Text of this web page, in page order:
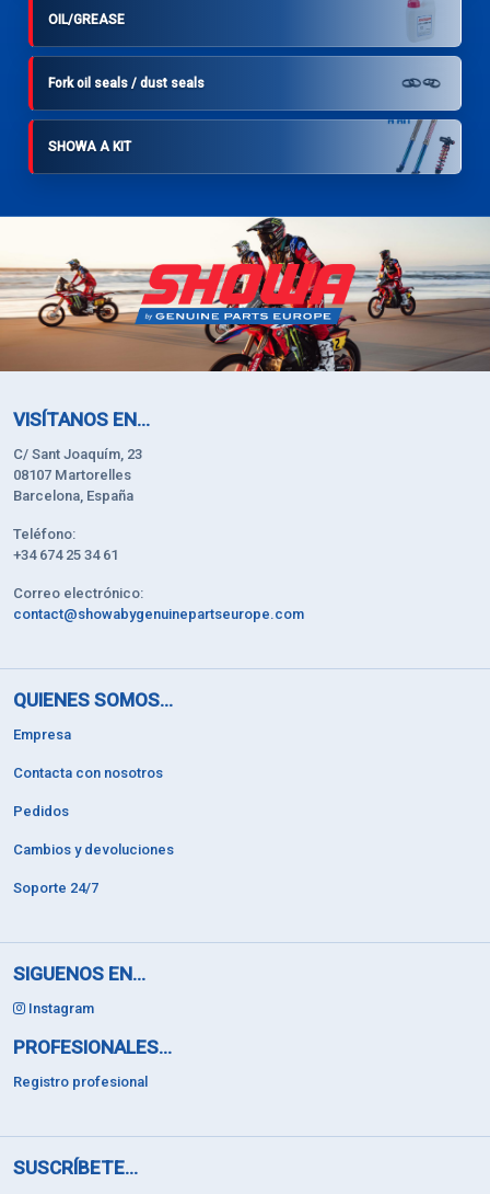
OIL/GREASE
Fork oil seals / dust seals
SHOWA A KIT
VISÍTANOS EN...
C/ Sant Joaquím, 23
08107 Martorelles
Barcelona, España
Teléfono:
+34 674 25 34 61
Correo electrónico:
contact@showabygenuinepartseurope.com
QUIENES SOMOS...
Empresa
Contacta con nosotros
Pedidos
Cambios y devoluciones
Soporte 24/7
SIGUENOS EN...
Instagram
PROFESIONALES...
Registro profesional
SUSCRÍBETE...